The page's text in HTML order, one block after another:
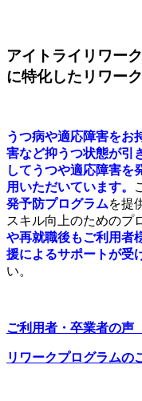
アイトライリワー
に特化したリワー
うつ病や適応障害をお
害など抑うつ状態が引
してうつや適応障害を
用いただいています。
発予防プログラムを提
スキル向上のためのプ
や再就職後もご利用者
援によるサポートが受
い。
ご利用者・卒業者の声
リワークプログラムの